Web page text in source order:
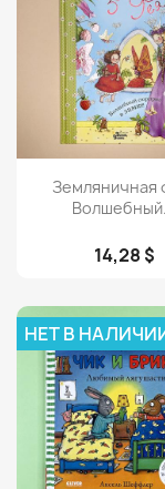

Земляничная
14,28 $
НЕТ В